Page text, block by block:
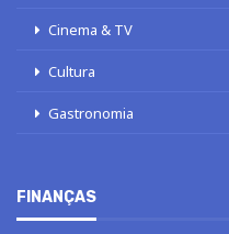
Cinema & TV
Cultura
Gastronomia
FINANÇAS